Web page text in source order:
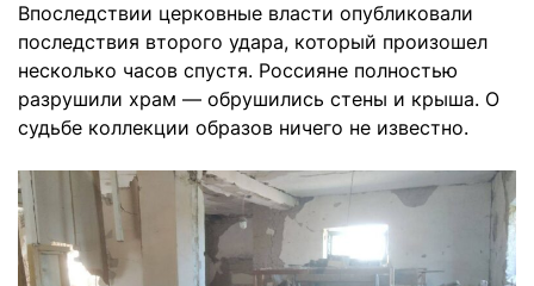
Впоследствии церковные власти опубликовали
последствия второго удара, который произошел
несколько часов спустя. Россияне полностью
разрушили храм — обрушились стены и крыша. О
судьбе коллекции образов ничего не известно.